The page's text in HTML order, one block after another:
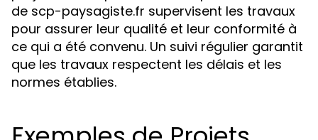
de scp-paysagiste.fr supervisent les travaux
pour assurer leur qualité et leur conformité à
ce qui a été convenu. Un suivi régulier garantit
que les travaux respectent les délais et les
normes établies.